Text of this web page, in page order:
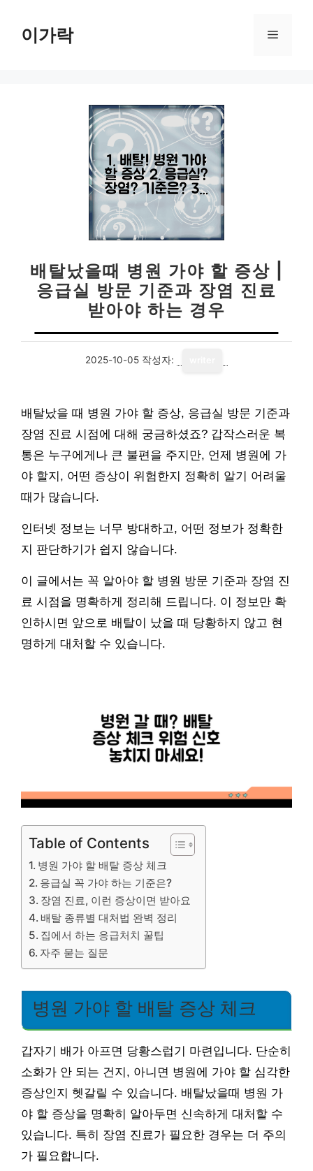
이가락 메
배탈났을때 병원 가야 할 증상 |
응급실 방문 기준과 장염 진료
받아야 하는 경우
2025-10-05 작성자:
배탈났을 때 병원 가야 할 증상, 응급실 방문 기준과
장염 진료 시점에 대해 궁금하셨죠? 갑작스러운 복
통은 누구에게나 큰 불편을 주지만, 언제 병원에 가
야 할지, 어떤 증상이 위험한지 정확히 알기 어려울
때가 많습니다.
인터넷 정보는 너무 방대하고, 어떤 정보가 정확한
지 판단하기가 쉽지 않습니다.
이 글에서는 꼭 알아야 할 병원 방문 기준과 장염 진
료 시점을 명확하게 정리해 드립니다. 이 정보만 확
인하시면 앞으로 배탈이 났을 때 당황하지 않고 현
명하게 대처할 수 있습니다.
Table of Contents
병원 가야 할 배탈 증상 체크
응급실 꼭 가야 하는 기준은?
장염 진료, 이런 증상이면 받아요
배탈 종류별 대처법 완벽 정리
집에서 하는 응급처치 꿀팁
자주 묻는 질문
병원 가야 할 배탈 증상 체크
갑자기 배가 아프면 당황스럽기 마련입니다. 단순히
소화가 안 되는 건지, 아니면 병원에 가야 할 심각한
증상인지 헷갈릴 수 있습니다. 배탈났을때 병원 가
야 할 증상을 명확히 알아두면 신속하게 대처할 수
있습니다. 특히 장염 진료가 필요한 경우는 더 주의
가 필요합니다.